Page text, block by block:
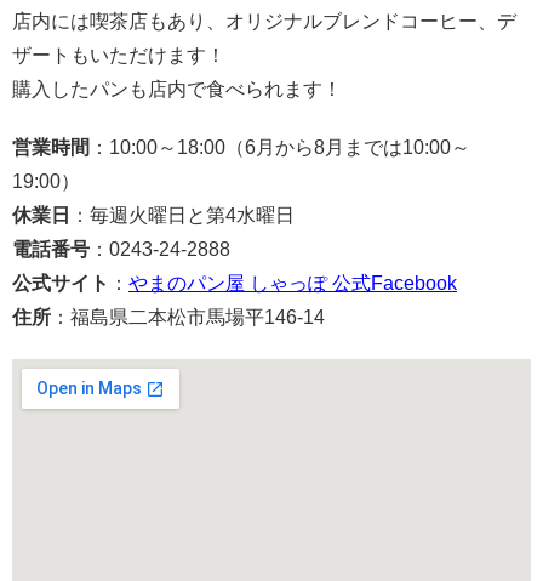
店内には喫茶店もあり、オリジナルブレンドコーヒー、デ
ザートもいただけます！
購入したパンも店内で食べられます！
営業時間 ：10:00～18:00（6月から8月までは10:00～
19:00）
休業日
：毎週火曜日と第4水曜日
電話番号 ：0243-24-2888
公式サイト ： やまのパン屋 しゃっぽ 公式Facebook
住所 ：福島県二本松市馬場平146-14